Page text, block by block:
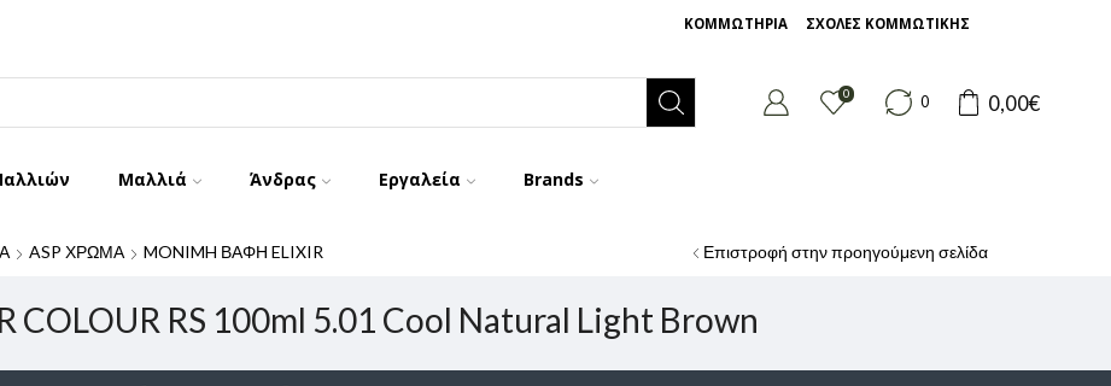
ΚΟΜΜΩΤΗΡΙΑ ΣΧΟΛΕΣ ΚΟΜΜΩΤΙΚΗΣ
0 0 0,00€
Μαλλιά Άνδρας Εργαλεία Brands
ASP ΧΡΩΜΑ MONIMH ΒΑΦΗ ELIXIR Επιστροφή στην προηγούμενη σελίδα
COLOUR RS 100ml 5.01 Cool Natural Light Brown